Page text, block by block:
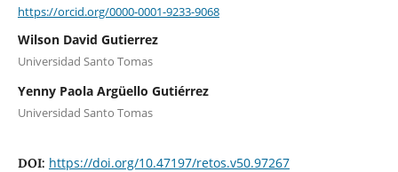
https://orcid.org/0000-0001-9233-9068
Wilson David Gutierrez
Universidad Santo Tomas
Yenny Paola Argüello Gutiérrez
Universidad Santo Tomas
DOI: https://doi.org/10.47197/retos.v50.97267